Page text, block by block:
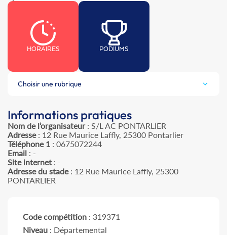
HORAIRES PODIUMS
Choisir une rubrique
Informations pratiques
Nom de l’organisateur: S/L AC PONTARLIER
Adresse: 12 Rue Maurice Laffly, 25300 Pontarlier
Téléphone 1 : 0675072244
Email : -
Site internet : -
Adresse du stade: 12 Rue Maurice Laffly, 25300
PONTARLIER
Code compétition : 319371
Niveau : Départemental